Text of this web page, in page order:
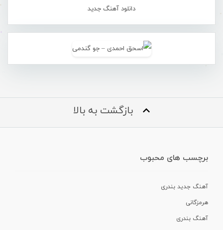
دانلود آهنگ جدید
بازگشت به بالا
برچسب های محبوب
آهنگ جدید بندری
هرمزگانی
آهنگ بندری